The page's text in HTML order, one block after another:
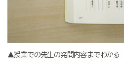
▲授業での先生の発問内容までわかる